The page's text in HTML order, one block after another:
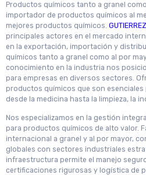
Productos químicos tanto a granel
importador de productos químicos al
mejores productos químicos.
principales actores en el mercado
en la exportación, importación y
químicos tanto a granel como al por
conocimiento en la industria nos
para empresas en diversos sectores.
productos químicos que son
desde la medicina hasta la limpieza, la
Nos especializamos en la gestión
para productos químicos de alto valor.
internacional a granel y al por mayor,
globales con sectores industriales
infraestructura permite el manejo
certificaciones rigurosas y logística de